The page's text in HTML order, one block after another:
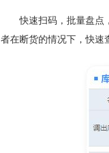
快速扫码，批量盘点
者在断货的情况下，快速